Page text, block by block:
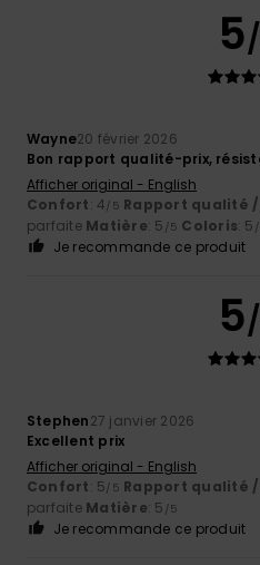
5
Wayne20 février 2026
Bon rapport qualité-prix,
Afficher original - English
Confort: 4/5 Rapport qualité
parfaite Matière: 5 /5 Coloris: 5
Je recommande ce produit
5
Stephen27 janvier 2026
Excellent prix
Afficher original - English
Confort: 5/5 Rapport qualité
parfaite Matière: 5 /5
Je recommande ce produit